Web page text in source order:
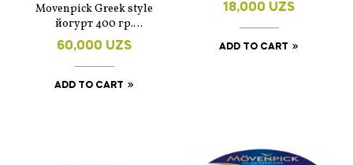
Movenpick Greek style
йогурт 400 гр.
Манго-ваниль
60,000 UZS
ADD TO CART
18,000 UZS
ADD TO CART